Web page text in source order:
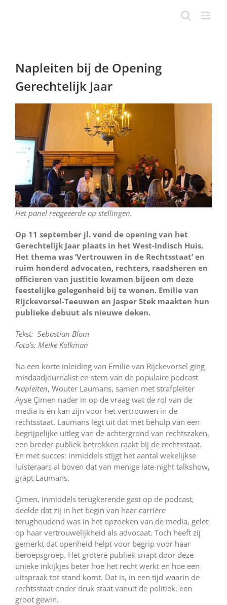
Napleiten bij de Opening
Gerechtelijk Jaar
Het panel reageeerde op stellingen.
Op 11 september jl. vond de opening van het
Gerechtelijk Jaar plaats in het West-Indisch Huis.
Het thema was ‘Vertrouwen in de Rechtsstaat’ en
ruim honderd advocaten, rechters, raadsheren en
officieren van justitie kwamen bijeen om deze
feestelijke gelegenheid bij te wonen. Emilie van
Rijckevorsel-Teeuwen en Jasper Stek maakten hun
publieke debuut als nieuwe deken.
Tekst: Sebastian Blom
Foto’s: Meike Kolkman
Na een korte inleiding van Emilie van Rijckevorsel ging
misdaadjournalist en stem van de populaire podcast
Napleiten, Wouter Laumans, samen met strafpleiter
Ayse Çimen nader in op de vraag wat de rol van de
media is én kan zijn voor het vertrouwen in de
rechtsstaat. Laumans legt uit dat met behulp van een
begrijpelijke uitleg van de achtergrond van rechtszaken,
een breder publiek betrokken raakt bij de rechtsstaat.
En met succes: inmiddels stijgt het aantal wekelijkse
luisteraars al boven dat van menige late-night talkshow,
grapt Laumans.
Çimen, inmiddels terugkerende gast op de podcast,
deelde dat zij in het begin van haar carrière
terughoudend was in het opzoeken van de media, gelet
op haar vertrouwelijkheid als advocaat. Toch heeft zij
gemerkt dat openheid helpt voor begrip voor haar
beroepsgroep. Het grotere publiek snapt door deze
unieke inkijkjes beter hoe het recht werkt en hoe een
uitspraak tot stand komt. Dat is, in een tijd waarin de
rechtsstaat onder druk staat vanuit de politiek, een
groot gewin.